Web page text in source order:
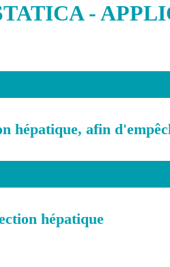
-
hépatique, afin
hépatique